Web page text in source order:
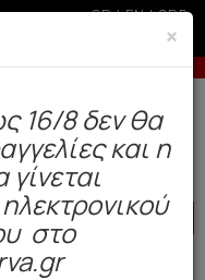
GR|EN|SRB
-5% σε
σε 3-5 εργάσιμες.
HOT
×
16/8 δεν θα
και η
στο